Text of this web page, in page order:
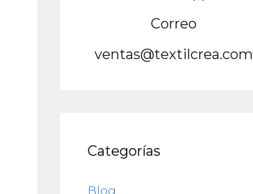
Correo
ventas@textilcrea.com
Categorías
Blog